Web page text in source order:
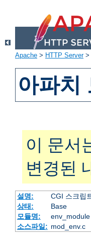
Apache > HTTP Server>
아파치
이 문서
변경된
설명:
CGI 스크립
상태:
Base
모듈명:
env_module
소스파일: mod_env.c